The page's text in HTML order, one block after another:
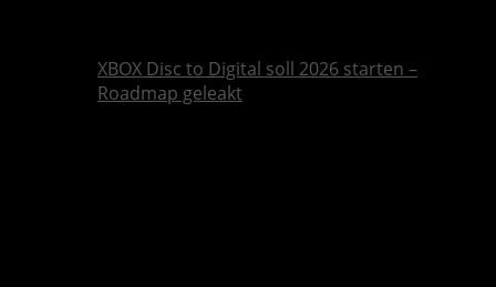
XBOX Disc to Digital soll 2026 starten –
Roadmap geleakt